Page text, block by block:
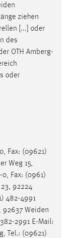
ziehen
[...] oder
des
OTH Amberg-
oder
Fax: (09621)
Weg 15,
0, Fax: (0961)
92224
482-4991
92637 Weiden
2991 E-Mail:
Tel.: (09621)